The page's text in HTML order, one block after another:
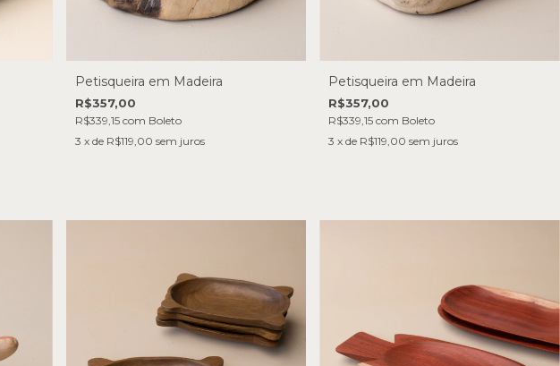
Petisqueira em Madeira
R$357,00
R$339,15 com Boleto
3 x de R$119,00 sem juros
Petisqueira em Madeira
R$357,00
R$339,15com Boleto
3 x de R$119,00 sem juros